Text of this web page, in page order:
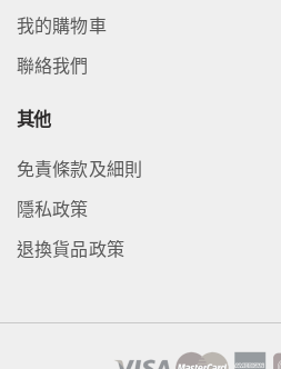
我的購物車
聯絡我們
其他
免責條款及細則
隱私政策
退換貨品政策